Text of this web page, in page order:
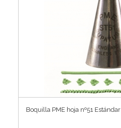
Boquilla PME hoja nº51 Estándar